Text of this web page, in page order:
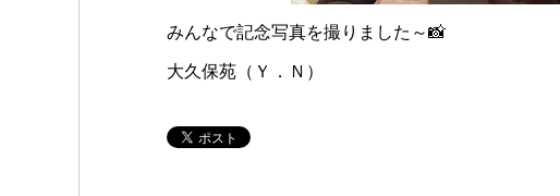
みんなで記念写真を撮りました～📸
大久保苑（Ｙ．Ｎ）